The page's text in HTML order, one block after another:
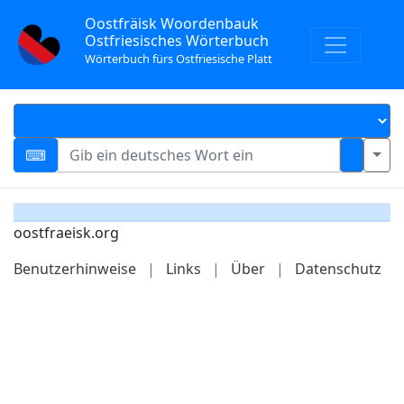
Oostfräisk Woordenbauk
Ostfriesisches Wörterbuch
Wörterbuch fürs Ostfriesische Platt
oostfraeisk.org
Benutzerhinweise
| Links | Über | Datenschutz